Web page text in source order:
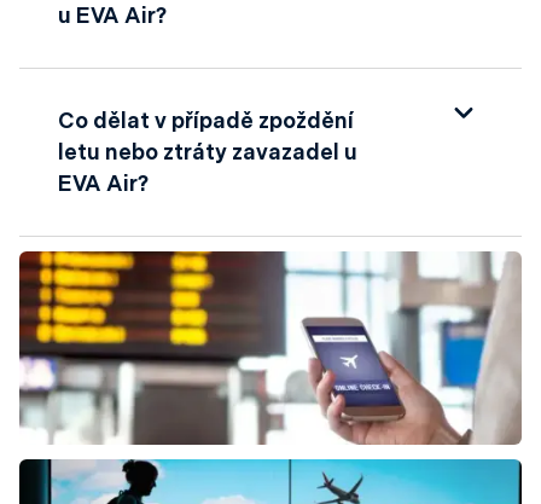
u EVA Air?
prostřednictvím programu věrnosti Infinity
MileageLands, který umožňuje získávat míle za
lety s EVA Air a jejími partnerskými
Co dělat v případě zpoždění
letu nebo ztráty zavazadel u
EVA Air?
V případě zpoždění letu nebo ztráty
zavazadel doporučuje EVA Air obrátit se na
personál na letišti nebo kontaktovat
zákaznickou podporu pro asistenci a řešení
situace. EVA Air se zavazuje poskytnout
podporu a pomoc, aby zajistila co nejrychlejší
řešení jakýchkoli problémů během cesty.